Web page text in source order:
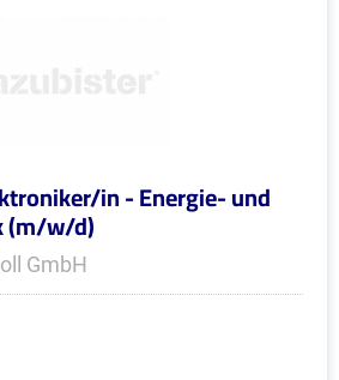
in - Energie- und
(m/w/d)
GmbH